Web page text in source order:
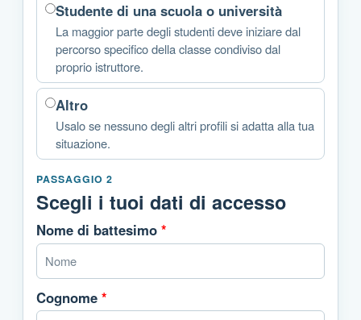
Studente di una scuola o università
La maggior parte degli studenti deve iniziare dal
percorso specifico della classe condiviso dal
proprio istruttore.
Altro
Usalo se nessuno degli altri profili si adatta alla tua
situazione.
PASSAGGIO 2
Scegli i tuoi dati di accesso
Nome di battesimo *
Cognome *